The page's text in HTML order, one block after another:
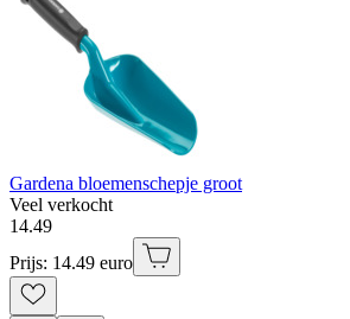
Gardena bloemenschepje groot
Veel verkocht
14.49
Prijs: 14.49 euro